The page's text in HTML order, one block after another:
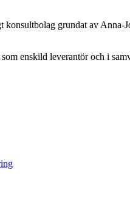
grundat av Anna-
enskild leverantör och i